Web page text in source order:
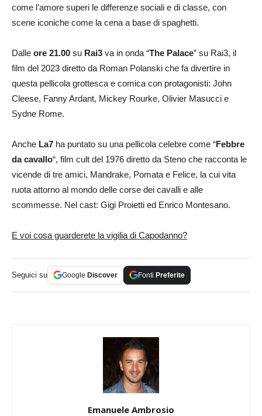
come l’amore superi le differenze sociali e di classe, con
scene iconiche come la cena a base di spaghetti.
Dalle ore 21.00 su Rai3 va in onda “The Palace” su Rai3, il
film del 2023 diretto da Roman Polanski che fa divertire in
questa pellicola grottesca e comica con protagonisti: John
Cleese, Fanny Ardant, Mickey Rourke, Olivier Masucci e
Sydne Rome.
Anche La7 ha puntato su una pellicola celebre come “Febbre
da cavallo“, film cult del 1976 diretto da Steno che racconta le
vicende di tre amici, Mandrake, Pomata e Felice, la cui vita
ruota attorno al mondo delle corse dei cavalli e alle
scommesse. Nel cast: Gigi Proietti ed Enrico Montesano.
E voi cosa guarderete la vigilia di Capodanno?
Seguici su Google Discover Fonti Preferite
Emanuele Ambrosio